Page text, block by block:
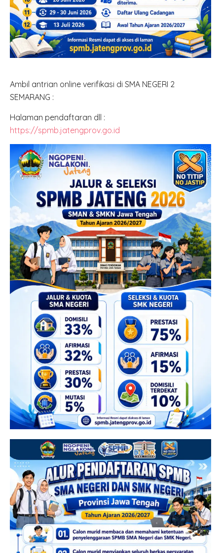
Ambil antrian online verifikasi di SMA NEGERI 2
SEMARANG :
Halaman pendaftaran dll :
https://spmb.jatengprov.go.id